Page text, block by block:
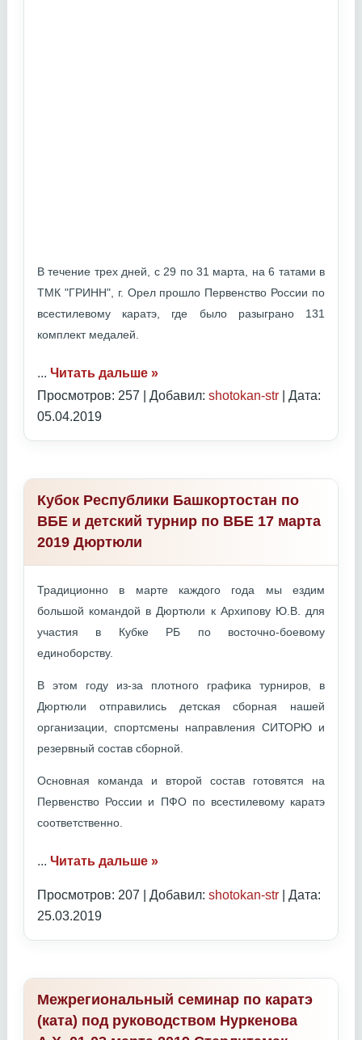
В течение трех дней, с 29 по 31 марта, на 6 татами в
ТМК "ГРИНН", г. Орел прошло Первенство России по
всестилевому каратэ, где было разыграно 131
комплект медалей.
... Читать дальше »
Просмотров: 257 | Добавил: shotokan-str | Дата:
05.04.2019
Кубок Республики Башкортостан по
ВБЕ и детский турнир по ВБЕ 17 марта
2019 Дюртюли
Традиционно в марте каждого года мы ездим
большой командой в Дюртюли к Архипову Ю.В. для
участия в Кубке РБ по восточно-боевому
единоборству.
В этом году из-за плотного графика турниров, в
Дюртюли отправились детская сборная нашей
организации, спортсмены направления СИТОРЮ и
резервный состав сборной.
Основная команда и второй состав готовятся на
Первенство России и ПФО по всестилевому каратэ
соответственно.
... Читать дальше »
Просмотров: 207 | Добавил: shotokan-str | Дата:
25.03.2019
Межрегиональный семинар по каратэ
(ката) под руководством Нуркенова